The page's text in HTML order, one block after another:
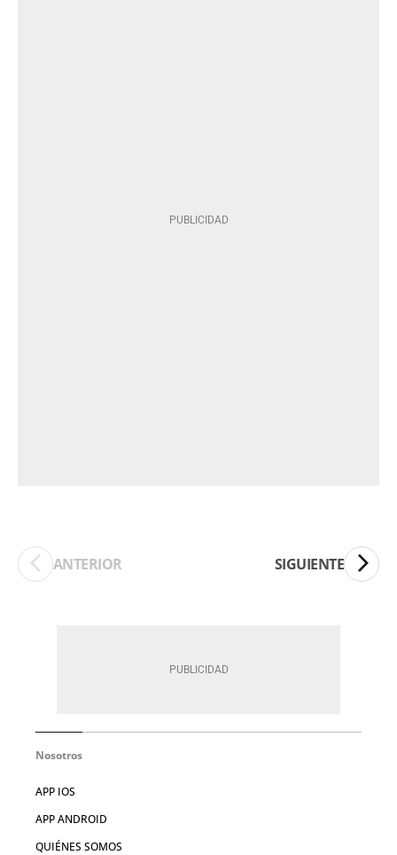
ANTERIOR SIGUIENTE
Nosotros
APP IOS
APP ANDROID
QUIÉNES SOMOS